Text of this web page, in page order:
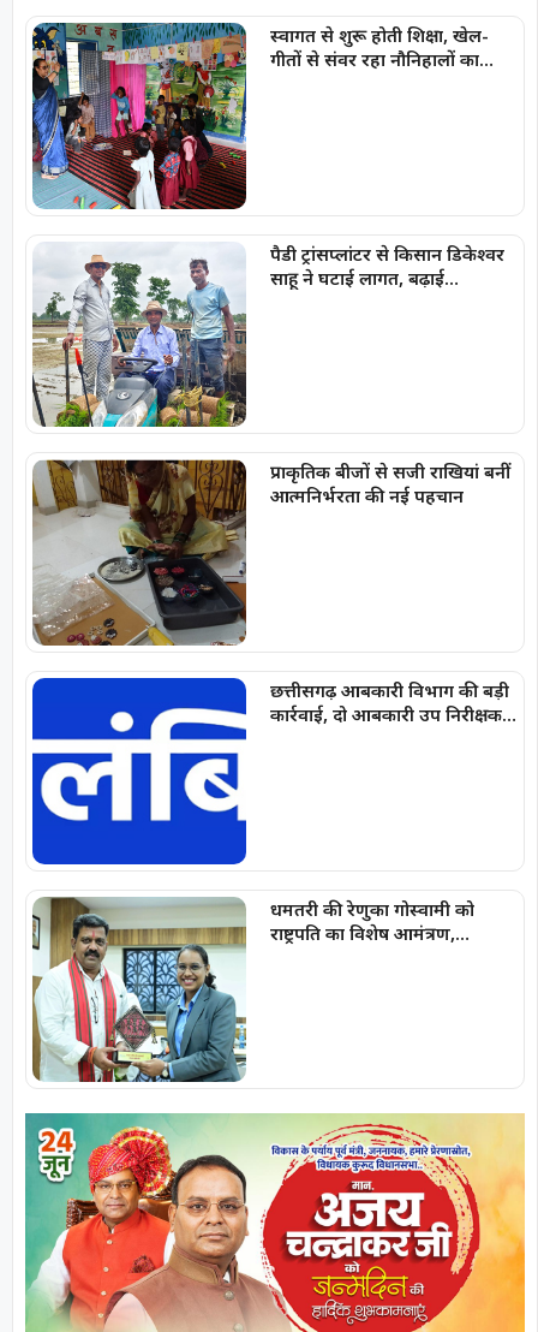
स्वागत से शुरू होती शिक्षा, खेल-
गीतों से संवर रहा नौनिहालों का
पैडी ट्रांसप्लांटर से किसान डिकेश्वर
साहू ने घटाई लागत, बढ़ाई
प्राकृतिक बीजों से सजी राखियां बनीं
आत्मनिर्भरता की नई पहचान
छत्तीसगढ़ आबकारी विभाग की बड़ी
कार्रवाई, दो आबकारी उप निरीक्षक
धमतरी की रेणुका गोस्वामी को
राष्ट्रपति का विशेष आमंत्रण,